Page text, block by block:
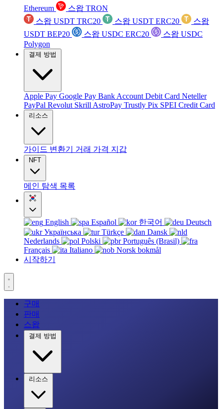
Ethereum
스왑 TRON
스왑 USDT TRC20
스왑 USDT ERC20
스왑
USDT BEP20
스왑 USDC ERC20
스왑 USDC
Polygon
결제 방법
Apple Pay Google Pay Bank Account Debit Card Neteller
PayPal Revolut Skrill AstroPay Trustly Pix SPEI Credit Card
리소스
가이드 변환기 거래 가격 지갑
NFT
메인 탐색 목록
English Español 한국어
Deutsch
Українська
Türkçe
Dansk
Nederlands
Polski
Português (Brasil)
Français
Italiano
Norsk bokmål
시작하기
구매
판매
스왑
결제 방법
리소스